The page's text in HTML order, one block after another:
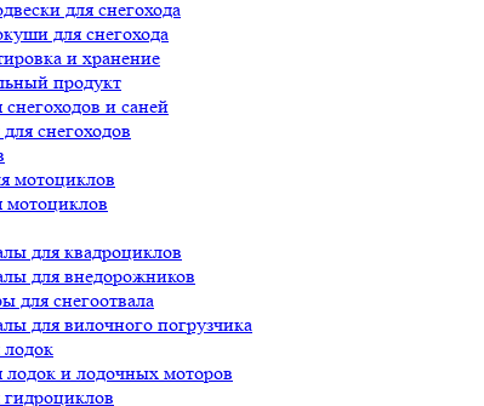
для снегохода
для снегохода
и хранение
продукт
и саней
снегоходов
мотоциклов
мотоциклов
для квадроциклов
для внедорожников
для снегоотвала
для вилочного погрузчика
лодок и лодочных моторов